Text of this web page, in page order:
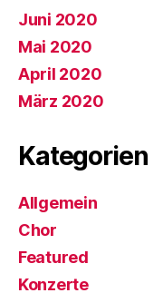
Juni 2020
Mai 2020
April 2020
März 2020
Kategorien
Allgemein
Chor
Featured
Konzerte